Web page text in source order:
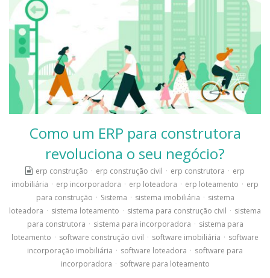
Como um ERP para construtora
revoluciona o seu negócio?
erp construção · erp construção civil · erp construtora · erp
imobiliária · erp incorporadora · erp loteadora · erp loteamento · erp
para construção · Sistema · sistema imobiliária · sistema
loteadora · sistema loteamento · sistema para construção civil · sistema
para construtora · sistema para incorporadora · sistema para
loteamento · software construção civil · software imobiliária · software
incorporação imobiliária · software loteadora · software para
incorporadora · software para loteamento